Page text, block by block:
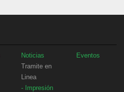
Noticias
Eventos
Tramite en
Linea
- Impresión